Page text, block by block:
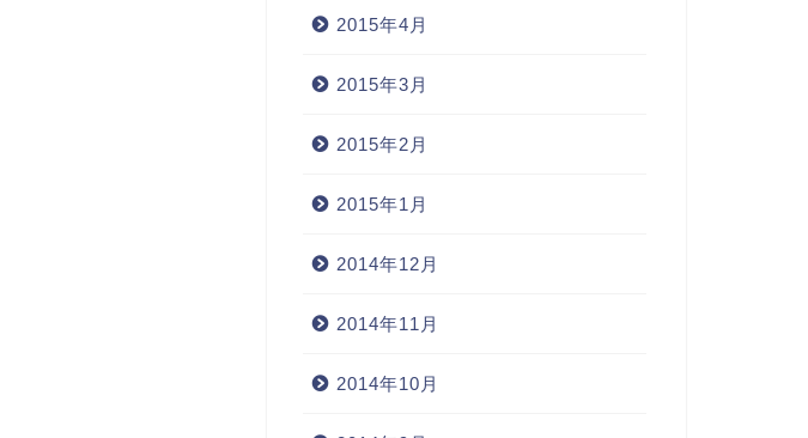
2015年4月
2015年3月
2015年2月
2015年1月
2014年12月
2014年11月
2014年10月